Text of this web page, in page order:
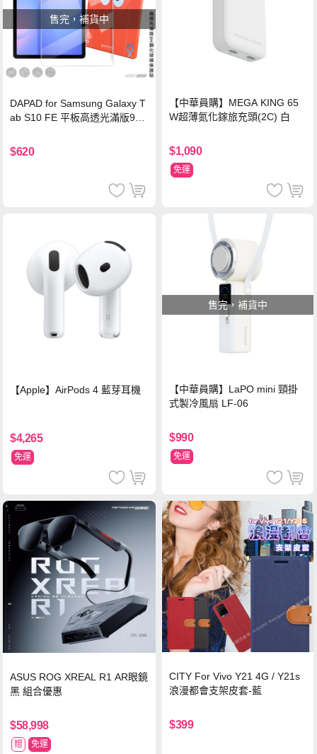
售完，補貨中
DAPAD for Samsung Galaxy T
ab S10 FE 平板高透光滿版9H
$620
【中華員購】MEGA KING 65
W超薄氮化鎵旅充頭(2C) 白
$1,090
免運
【Apple】AirPods 4 藍芽耳機
$4,265
免運
售完，補貨中
【中華員購】LaPO mini 頸掛
式製冷風扇 LF-06
$990
免運
ASUS ROG XREAL R1 AR眼鏡
黑 組合優惠
$58,998
贈 免運
CITY For Vivo Y21 4G / Y21s
浪漫都會支架皮套-藍
$399